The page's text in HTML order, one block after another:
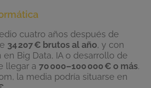
cuatro años después de
34207€ brutos al año, y con
Big Data, IA o desarrollo de
llegar a 70000–100000€ o más.
la media podría situarse en